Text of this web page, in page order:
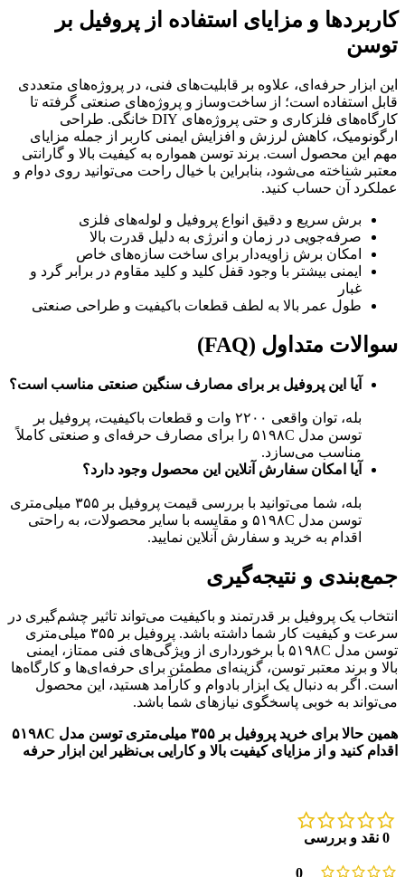
کاربردها و مزایای استفاده از پروفیل بر
توسن
این ابزار حرفه‌ای، علاوه بر قابلیت‌های فنی، در پروژه‌های متعددی
قابل استفاده است؛ از ساخت‌وساز و پروژه‌های صنعتی گرفته تا
کارگاه‌های فلزکاری و حتی پروژه‌های DIY خانگی. طراحی
ارگونومیک، کاهش لرزش و افزایش ایمنی کاربر از جمله مزایای
مهم این محصول است. برند توسن همواره به کیفیت بالا و گارانتی
معتبر شناخته می‌شود، بنابراین با خیال راحت می‌توانید روی دوام و
عملکرد آن حساب کنید.
برش سریع و دقیق انواع پروفیل و لوله‌های فلزی
صرفه‌جویی در زمان و انرژی به دلیل قدرت بالا
امکان برش زاویه‌دار برای ساخت سازه‌های خاص
ایمنی بیشتر با وجود قفل کلید و کلید مقاوم در برابر گرد و
غبار
طول عمر بالا به لطف قطعات باکیفیت و طراحی صنعتی
سوالات متداول (FAQ)
آیا این پروفیل بر برای مصارف سنگین صنعتی مناسب است؟
بله، توان واقعی ۲۲۰۰ وات و قطعات باکیفیت، پروفیل بر
توسن مدل ۵۱۹۸C را برای مصارف حرفه‌ای و صنعتی کاملاً
مناسب می‌سازد.
آیا امکان سفارش آنلاین این محصول وجود دارد؟
بله، شما می‌توانید با بررسی قیمت پروفیل بر ۳۵۵ میلی‌متری
توسن مدل ۵۱۹۸C و مقایسه با سایر محصولات، به راحتی
اقدام به خرید و سفارش آنلاین نمایید.
جمع‌بندی و نتیجه‌گیری
انتخاب یک پروفیل بر قدرتمند و باکیفیت می‌تواند تاثیر چشم‌گیری در
سرعت و کیفیت کار شما داشته باشد. پروفیل بر ۳۵۵ میلی‌متری
توسن مدل ۵۱۹۸C با برخورداری از ویژگی‌های فنی ممتاز، ایمنی
بالا و برند معتبر توسن، گزینه‌ای مطمئن برای حرفه‌ای‌ها و کارگاه‌ها
است. اگر به دنبال یک ابزار بادوام و کارآمد هستید، این محصول
می‌تواند به خوبی پاسخگوی نیازهای شما باشد.
همین حالا برای خرید پروفیل بر ۳۵۵ میلی‌متری توسن مدل ۵۱۹۸C
اقدام کنید و از مزایای کیفیت بالا و کارایی بی‌نظیر این ابزار حرفه
0 نقد و بررسی
0